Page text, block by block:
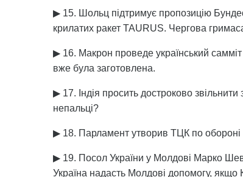
▶ 15. Шольц підтримує пропозицію
крилатих ракет TAURUS. Чергова
▶ 16. Макрон проведе український
вже була заготовлена.
▶ 17. Індія просить достроково
непальці?
▶ 18. Парламент утворив ТЦК по
▶ 19. Посол України у Молдові Марко
Україна надасть Молдові допомогу,